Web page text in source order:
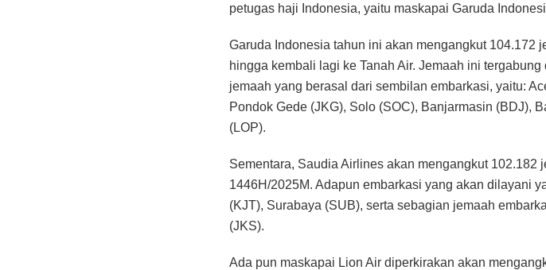
petugas haji Indonesia, yaitu maskapai Garuda
Garuda Indonesia tahun ini akan mengangkut 104.172
hingga kembali lagi ke Tanah Air. Jemaah ini
jemaah yang berasal dari sembilan embarkasi, yaitu:
Pondok Gede (JKG), Solo (SOC), Banjarmasin (BDJ),
(LOP).
Sementara, Saudia Airlines akan mengangkut 102.182
1446H/2025M. Adapun embarkasi yang akan dilayani
(KJT), Surabaya (SUB), serta sebagian jemaah
(JKS).
Ada pun maskapai Lion Air diperkirakan akan